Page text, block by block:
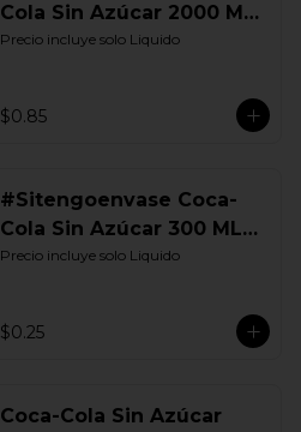
Cola Sin Azúcar 2000 ML.
Retornable
Precio incluye solo Liquido
$0.85
#Sitengoenvase Coca-
Cola Sin Azúcar 300 ML.
Retornable
Precio incluye solo Liquido
$0.25
Coca-Cola Sin Azúcar